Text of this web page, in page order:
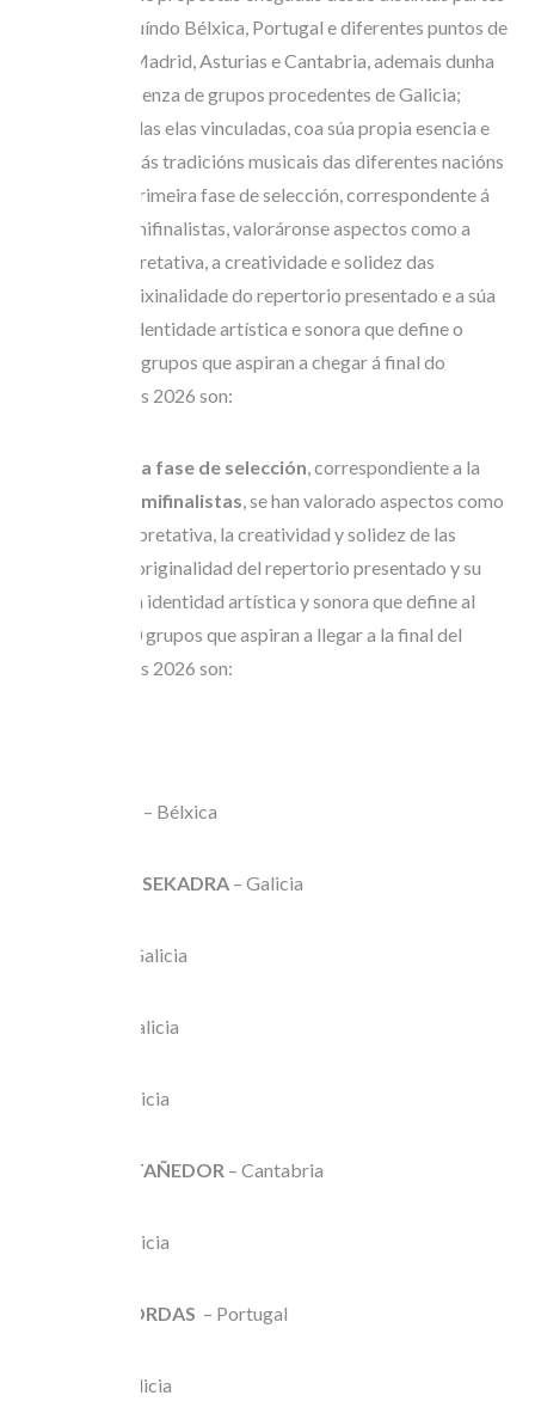
do mundo, incluíndo Bélxica, Portugal e diferentes puntos de
España como Madrid, Asturias e Cantabria, ademais dunha
destacada presenza de grupos procedentes de Galicia;
formacións todas elas vinculadas, coa súa propia esencia e
personalidade, ás tradicións musicais das diferentes nacións
celtas. Nesta primeira fase de selección, correspondente á
elección de semifinalistas, valoráronse aspectos como a
calidade interpretativa, a creatividade e solidez das
propostas, a orixinalidade do repertorio presentado e a súa
conexión coa identidade artística e sonora que define o
Festival. Os 10 grupos que aspiran a chegar á final do
Concurso Runas 2026 son:
primera fase de selección , correspondiente a la
elección de semifinalistas , se han valorado aspectos como
la calidad interpretativa, la creatividad y solidez de las
propuestas, la originalidad del repertorio presentado y su
conexión con la identidad artística y sonora que define al
Los 10 grupos que aspiran a llegar a la final del
Concurso Runas 2026 son:
– Bélxica
LENI PÉREZ & SEKADRA – Galicia
– Galicia
– Galicia
– Galicia
JUAN SAIZ – TAÑEDOR – Cantabria
– Galicia
TREVO DE CORDAS – Portugal
– Galicia